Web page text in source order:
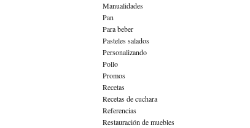
Manualidades
Pan
Para beber
Pasteles salados
Personalizando
Pollo
Promos
Recetas
Recetas de cuchara
Referencias
Restauración de muebles